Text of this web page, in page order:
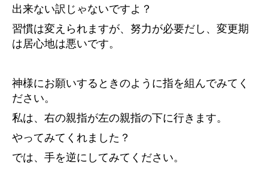
出来ない訳じゃないですよ？
習慣は変えられますが、努力が必要だし、変更期
は居心地は悪いです。
神様にお願いするときのように指を組んでみてく
ださい。
私は、右の親指が左の親指の下に行きます。
やってみてくれました？
では、手を逆にしてみてください。